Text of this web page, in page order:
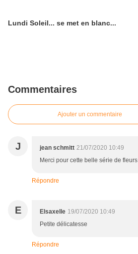
Lundi Soleil... se met en blanc...
Commentaires
Ajouter un commentaire
J jean schmitt 21/07/2020 10:49
Merci pour cette belle série de fleurs
Répondre
E Elsaxelle 19/07/2020 10:49
Petite délicatesse
Répondre